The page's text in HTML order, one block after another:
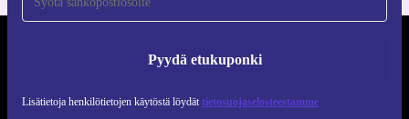
Pyydä etukuponki
Lisätietoja henkilötietojen käytöstä löydät tietosuojaselosteestamme